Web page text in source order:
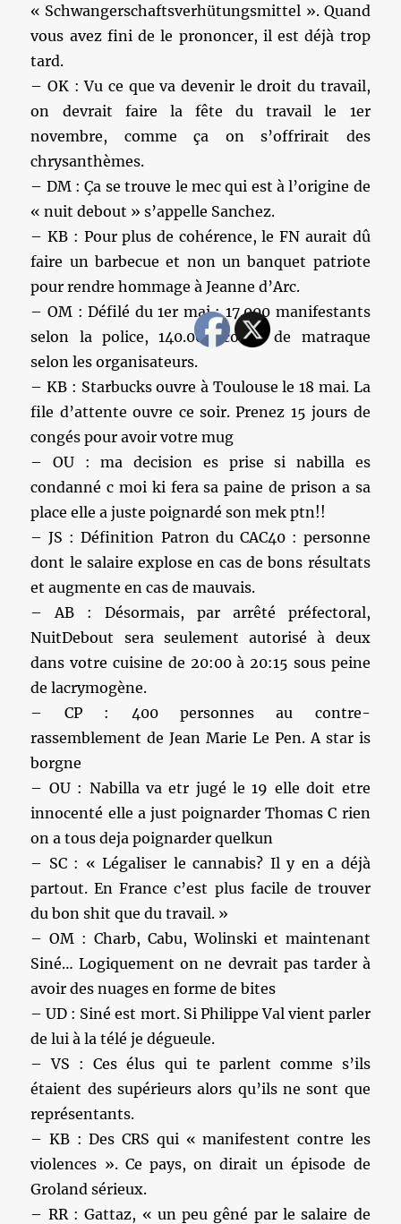
« Schwangerschaftsverhütungsmittel ». Quand
vous avez fini de le prononcer, il est déjà trop
tard.
– OK : Vu ce que va devenir le droit du travail,
on devrait faire la fête du travail le 1er
novembre, comme ça on s’offrirait des
chrysanthèmes.
– DM : Ça se trouve le mec qui est à l’origine de
« nuit debout » s’appelle Sanchez.
– KB : Pour plus de cohérence, le FN aurait dû
faire un barbecue et non un banquet patriote
pour rendre hommage à Jeanne d’Arc.
– OM : Défilé du 1er mai : 17.000 manifestants
selon la police, 140.000 coups de matraque
selon les organisateurs.
– KB : Starbucks ouvre à Toulouse le 18 mai. La
file d’attente ouvre ce soir. Prenez 15 jours de
congés pour avoir votre mug
– OU : ma decision es prise si nabilla es
condanné c moi ki fera sa paine de prison a sa
place elle a juste poignardé son mek ptn!!
– JS : Définition Patron du CAC40 : personne
dont le salaire explose en cas de bons résultats
et augmente en cas de mauvais.
– AB : Désormais, par arrêté préfectoral,
NuitDebout sera seulement autorisé à deux
dans votre cuisine de 20:00 à 20:15 sous peine
de lacrymogène.
– CP : 400 personnes au contre-
rassemblement de Jean Marie Le Pen. A star is
borgne
– OU : Nabilla va etr jugé le 19 elle doit etre
innocenté elle a just poignarder Thomas C rien
on a tous deja poignarder quelkun
– SC : « Légaliser le cannabis? Il y en a déjà
partout. En France c’est plus facile de trouver
du bon shit que du travail. »
– OM : Charb, Cabu, Wolinski et maintenant
Siné… Logiquement on ne devrait pas tarder à
avoir des nuages en forme de bites
– UD : Siné est mort. Si Philippe Val vient parler
de lui à la télé je dégueule.
– VS : Ces élus qui te parlent comme s’ils
étaient des supérieurs alors qu’ils ne sont que
représentants.
– KB : Des CRS qui « manifestent contre les
violences ». Ce pays, on dirait un épisode de
Groland sérieux.
– RR : Gattaz, « un peu gêné par le salaire de